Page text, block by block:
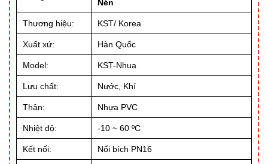
1,000 ₫.
Nén
Thương hiệu: KST/ Korea
Xuất xứ: Hàn Quốc
Model: KST-Nhua
Lưu chất: Nước, Khí
Thân: Nhựa PVC
Nhiệt độ: -10 ~ 60 ºC
Kết nối: Nối bích PN16